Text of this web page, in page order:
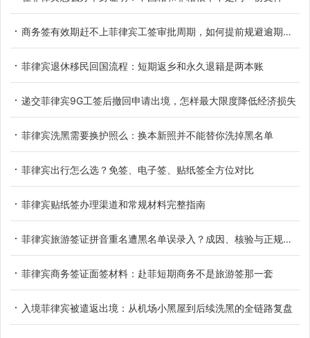
商务签有效期赶不上菲律宾工签审批周期，如何提前规避逾期滞留
菲律宾退休移民回国流程：短期返乡和永久退籍是两本账
递交菲律宾9G工签后撤回申请出境，怎样最大限度降低经济损失
菲律宾洗黑需要换护照么：换本新照并不能替你洗掉黑名单
菲律宾出行怎么选？免签、电子签、贴纸签全方位对比
菲律宾贴纸签办理渠道和常规材料完整指南
菲律宾旅游签证拼音重名遭黑名单误录入？成因、核验与正规解决办法
菲律宾商务签证面签材料：赴菲短期商务不是旅游签那一套
入境菲律宾被遣返出境：从机场小黑屋到后续洗黑的全链路复盘